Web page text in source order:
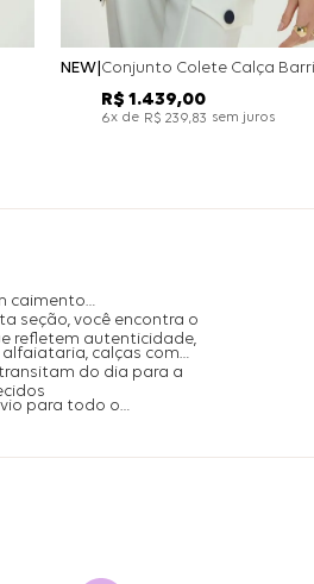
NEW
R$ 1.439,00
6x de R$ 239,83 sem juros
caimento
seção, você encontra o
refletem autenticidade,
calças com
do dia para a
para todo o